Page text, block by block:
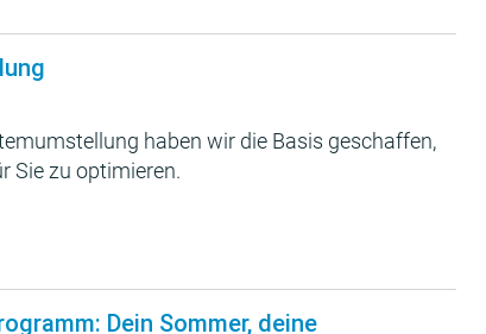
haben wir die Basis geschaffen,
Sie zu optimieren.
Dein Sommer, deine